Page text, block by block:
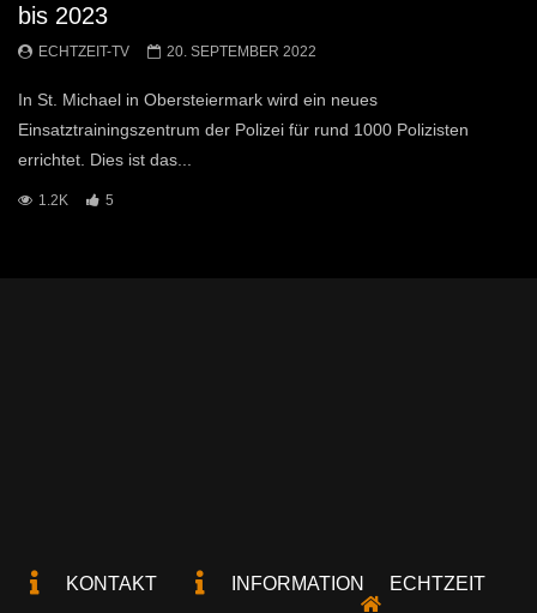
bis 2023
ECHTZEIT-TV 20. SEPTEMBER 2022
In St. Michael in Obersteiermark wird ein neues
Einsatztrainingszentrum der Polizei für rund 1000 Polizisten
errichtet. Dies ist das...
1.2K 5
KONTAKT INFORMATION ECHTZEIT